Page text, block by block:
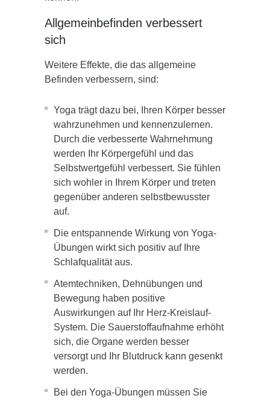
Allgemeinbefinden verbessert
sich
Weitere Effekte, die das allgemeine
Befinden verbessern, sind:
Yoga trägt dazu bei, Ihren Körper besser
wahrzunehmen und kennenzulernen.
Durch die verbesserte Wahrnehmung
werden Ihr Körpergefühl und das
Selbstwertgefühl verbessert. Sie fühlen
sich wohler in Ihrem Körper und treten
gegenüber anderen selbstbewusster
auf.
Die entspannende Wirkung von Yoga-
Übungen wirkt sich positiv auf Ihre
Schlafqualität aus.
Atemtechniken, Dehnübungen und
Bewegung haben positive
Auswirkungen auf Ihr Herz-Kreislauf-
System. Die Sauerstoffaufnahme erhöht
sich, die Organe werden besser
versorgt und Ihr Blutdruck kann gesenkt
werden.
Bei den Yoga-Übungen müssen Sie